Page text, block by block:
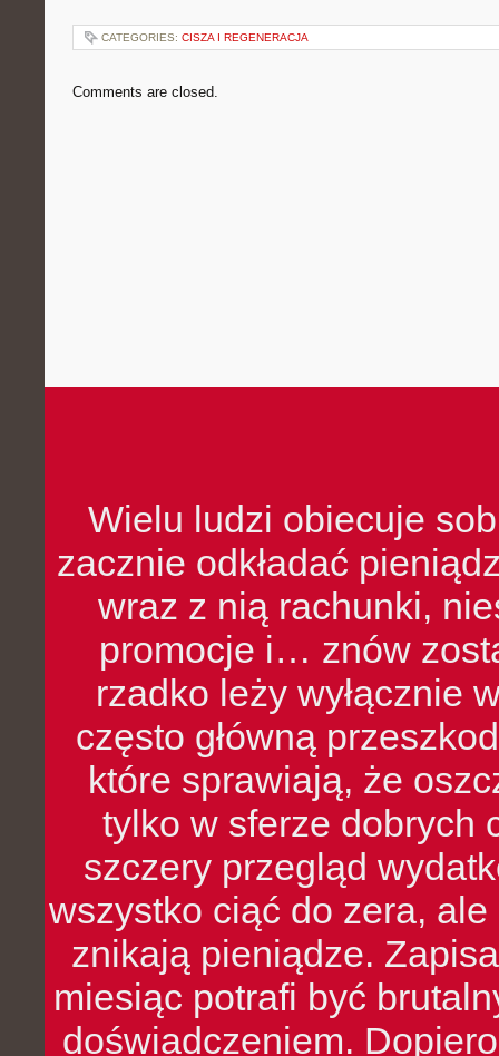
CATEGORIES: CISZA I REGENERACJA
Comments are closed.
Wielu ludzi obiecuje
zacznie odkładać
wraz z nią rachunki,
promocje i… znów
rzadko leży wyłącznie
często główną
które sprawiają, że
tylko w sferze dobrych
szczery przegląd
wszystko ciąć do zera,
znikają pieniądze.
miesiąc potrafi być
doświadczeniem.